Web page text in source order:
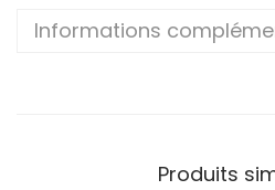
Informations
Produits